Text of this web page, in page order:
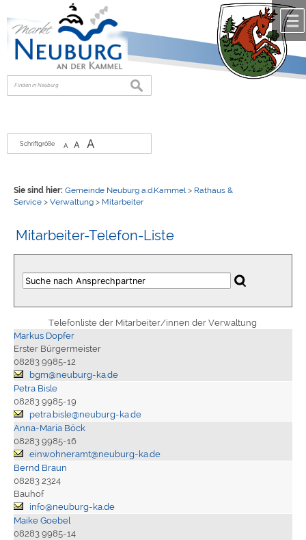
zur Navigationoder
springen.
suchen
Schriftgröße A A A
Sie sind hier: Gemeinde Neuburg a.d.Kammel > Rathaus &
Service> Verwaltung> Mitarbeiter
Mitarbeiter-Telefon-Liste
Telefonliste der Mitarbeiter/innen der Verwaltung
Markus Dopfer
Erster Bürgermeister
08283 9985-12
bgm@neuburg-ka.de
Petra Bisle
08283 9985-19
petra.bisle@neuburg-ka.de
Anna-Maria Böck
08283 9985-16
einwohneramt@neuburg-ka.de
Bernd Braun
08283 2324
Bauhof
info@neuburg-ka.de
Maike Goebel
08283 9985-14